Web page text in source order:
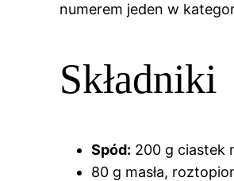
numerem jeden w
Składniki
Spód: 200 g ciastek
80 g masła,